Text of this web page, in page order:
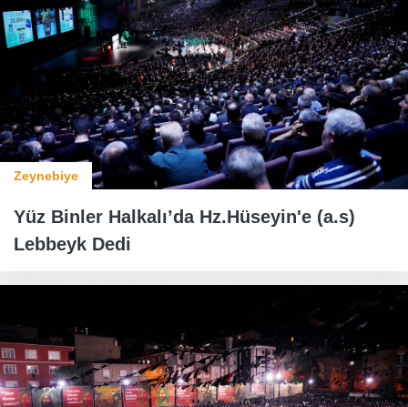
Zeynebiye
Yüz Binler Halkalı’da Hz.Hüseyin'e (a.s)
Lebbeyk Dedi